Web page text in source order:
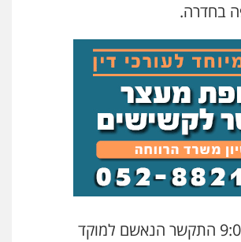
בחדרה.
סמוך לשעה 9:00 התקשר הנאשם למוקד